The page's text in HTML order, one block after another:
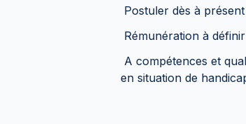
Postuler dès à
Rémunération à
A compétences et
en situation de